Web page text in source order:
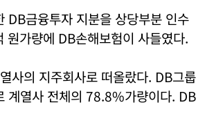
금융투자 지분을 상당부분 인수
가량에 DB손해보험이 사들였다.
사의 지주회사로 떠올랐다. DB그룹
계열사 전체의 78.8%가량이다. DB